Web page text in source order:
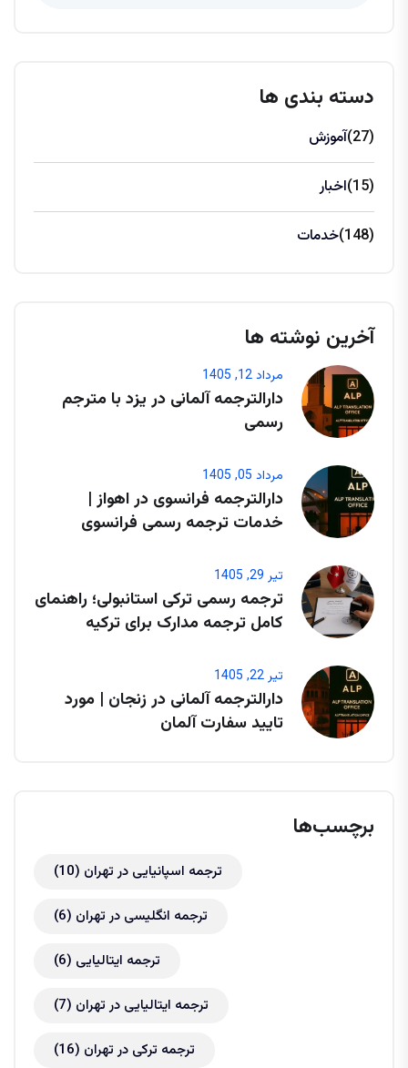
دسته بندی ها
آموزش (27)
اخبار (15)
خدمات (148)
آخرین نوشته ها
مرداد 12, 1405
دارالترجمه آلمانی در یزد با مترجم
رسمی
مرداد 05, 1405
دارالترجمه فرانسوی در اهواز |
خدمات ترجمه رسمی فرانسوی
تیر 29, 1405
ترجمه رسمی ترکی استانبولی؛ راهنمای
کامل ترجمه مدارک برای ترکیه
تیر 22, 1405
دارالترجمه آلمانی در زنجان | مورد
تایید سفارت آلمان
برچسب‌ها
ترجمه اسپانیایی در تهران (10)
ترجمه انگلیسی در تهران (6)
ترجمه ایتالیایی (6)
ترجمه ایتالیایی در تهران (7)
ترجمه ترکی در تهران (16)